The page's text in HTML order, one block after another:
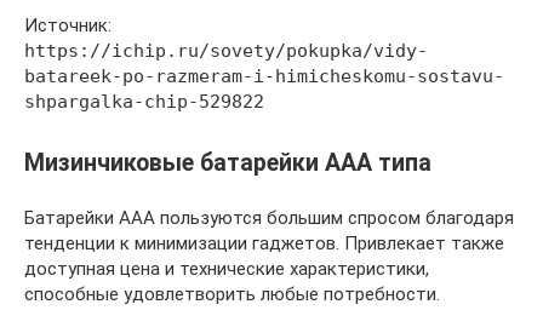
Источник:
https://ichip.ru/sovety/pokupka/vidy-
batareek-po-razmeram-i-himicheskomu-sostavu-
shpargalka-chip-529822
Мизинчиковые батарейки ААА типа
Батарейки ААА пользуются большим спросом благодаря
тенденции к минимизации гаджетов. Привлекает также
доступная цена и технические характеристики,
способные удовлетворить любые потребности.